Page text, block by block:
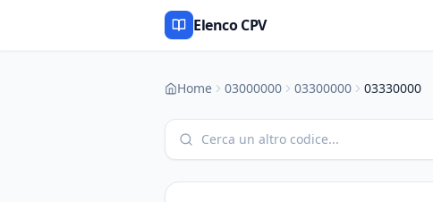
Elenco CPV
Home 03000000 03300000 03330000